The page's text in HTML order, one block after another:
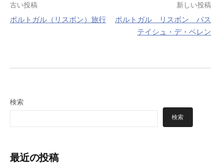
投
稿
ー
シ
ン
古い投稿
ポルトガル（リスボン）旅行
新しい投稿
ポルトガル リスボン パス
テイシュ・デ・ベレン
検索
検索
最近の投稿